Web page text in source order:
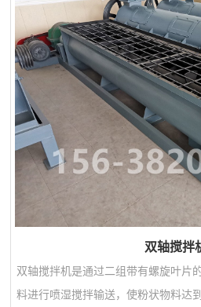
托板结构，翻抛阻力小省电节能，适
备柔性张紧和弹性减震系统，保护传
翻抛托板上装有可拆换的
双轴搅拌
双轴搅拌机是通过二组带有螺旋叶片
料进行喷湿搅拌输送，使粉状物料达